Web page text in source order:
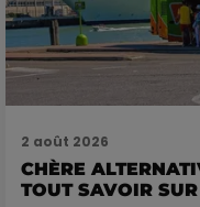
2 août 2026
CHÈRE
TOUT SAVOIR